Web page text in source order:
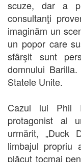
scuze, dar a
consultanţi
imaginăm un
un popor care
sfârşit sunt
domnului
Statele Unite.
Cazul lui Phil
protagonist al
urmărit, „Duck
limbajul propriu
plăcut tocmai